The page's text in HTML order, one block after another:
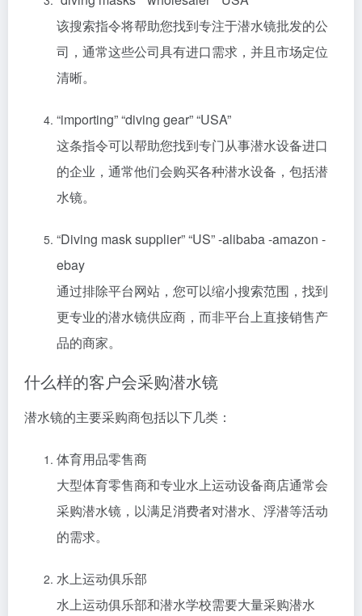
该搜索指令将帮助您找到专注于潜水镜批发的公
司，通常这些公司具有进口需求，并且市场定位
清晰。
“importing” “diving gear” “USA”
这条指令可以帮助您找到专门从事潜水设备进口
的企业，通常他们会购买各种潜水设备，包括潜
水镜。
“Diving mask supplier” “US” -alibaba -amazon -
ebay
通过排除平台网站，您可以缩小搜索范围，找到
更专业的潜水镜供应商，而非平台上直接销售产
品的商家。
什么样的客户会采购潜水镜
潜水镜的主要采购商包括以下几类：
体育用品零售商
大型体育零售商和专业水上运动设备商店通常会
采购潜水镜，以满足消费者对潜水、浮潜等活动
的需求。
水上运动俱乐部
水上运动俱乐部和潜水学校需要大量采购潜水